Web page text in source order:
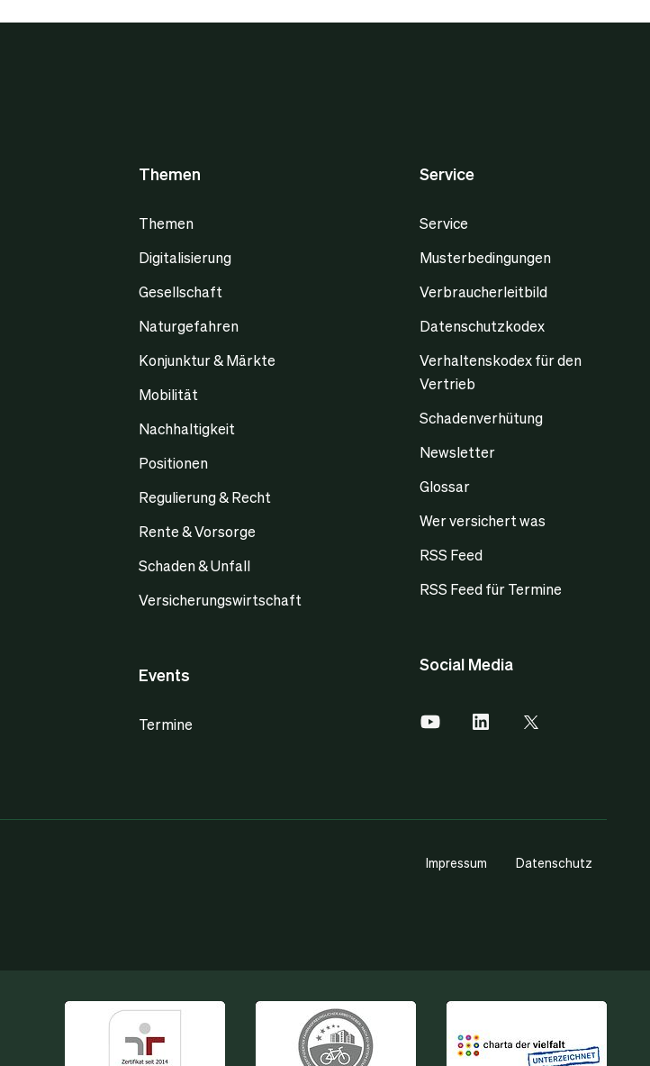
Themen
Themen
Digitalisierung
Gesellschaft
Naturgefahren
Konjunktur & Märkte
Mobilität
Nachhaltigkeit
Positionen
Regulierung & Recht
Rente & Vorsorge
Schaden & Unfall
Versicherungswirtschaft
Events
Termine
Service
Service
Musterbedingungen
Verbraucherleitbild
Datenschutzkodex
Verhaltenskodex für den
Vertrieb
Schadenverhütung
Newsletter
Glossar
Wer versichert was
RSS Feed
RSS Feed für Termine
Social Media
Impressum Datenschutz